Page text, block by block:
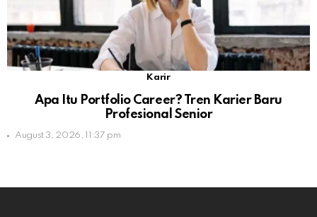
Karir
Apa Itu Portfolio Career? Tren Karier Baru
Profesional Senior
August 3, 2026, 11:37 pm